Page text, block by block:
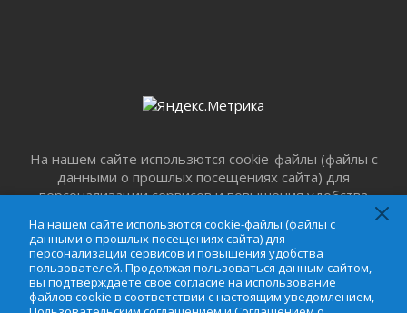
Лето катится с горки
летию Билибина
01 августа 2026
Лето без гаджетов
01 августа 2026
Болезнь девственниц и вампиров
01 августа 2026
Безмолвный крик о помощи
01 августа 2026
На нашем сайте использются cookie-файлы (файлы с
данными о прошлых посещениях сайта) для
персонализации сервисов и повышения удобства
сайтом, вы подтверждаете свое согласие на
использование файлов cookie в соответствии с
настоящим уведомлением,Пользовательским
соглашениемиСоглашением о
конфиденциальности. Запретить обработку cookie
На нашем сайте использются cookie-файлы (файлы с
данными о прошлых посещениях сайта) для
персонализации сервисов и повышения удобства
пользователей. Продолжая пользоваться данным сайтом,
вы подтверждаете свое согласие на использование
файлов cookie в соответствии с настоящим уведомлением,